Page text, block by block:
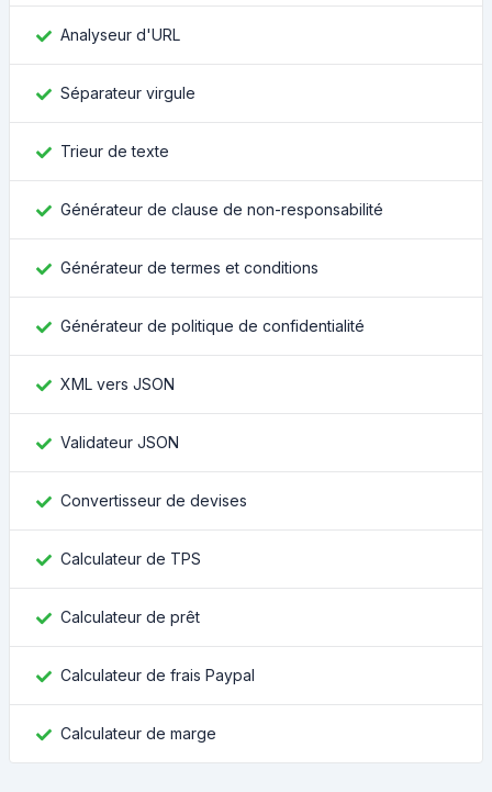
Analyseur d'URL
Séparateur virgule
Trieur de texte
Générateur de clause de non-responsabilité
Générateur de termes et conditions
Générateur de politique de confidentialité
XML vers JSON
Validateur JSON
Convertisseur de devises
Calculateur de TPS
Calculateur de prêt
Calculateur de frais Paypal
Calculateur de marge